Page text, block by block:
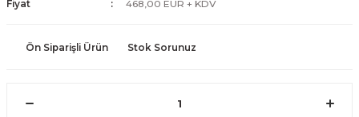
Fiyat
468,00 EUR + KDV
Ön Siparişli Ürün Stok Sorunuz